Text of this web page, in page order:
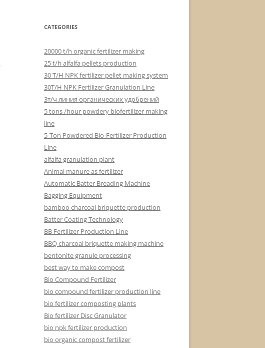
CATEGORIES
20000 t/h organic fertilizer making
25 t/h alfalfa pellets production
30 T/H NPK fertilizer pellet making system
30T/H NPK Fertilizer Granulation Line
3т/ч линия органических удобрений
5 tons /hour powdery biofertilizer making
line
5-Ton Powdered Bio-Fertilizer Production
Line
alfalfa granulation plant
Animal manure as fertilizer
Automatic Batter Breading Machine
Bagging Equipment
bamboo charcoal briquette production
Batter Coating Technology
BB Fertilizer Production Line
BBQ charcoal briquette making machine
bentonite granule processing
best way to make compost
Bio Compound Fertilizer
bio compound fertilizer production line
bio fertilizer composting plants
Bio fertilizer Disc Granulator
bio npk fertilizer production
bio organic compost fertilizer